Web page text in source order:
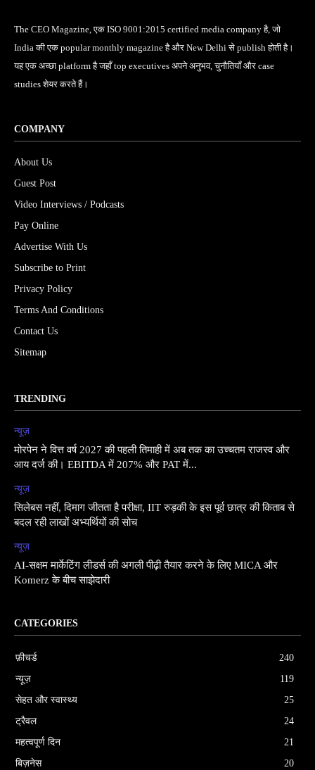
The CEO Magazine, एक ISO 9001:2015 certified media company है, जो
India की एक popular monthly magazine है और New Delhi से publish होती है।
यह एक अच्छा platform है जहाँ top executives अपने अनुभव, चुनौतियाँ और case
studies शेयर करते हैं।
COMPANY
About Us
Guest Post
Video Interviews / Podcasts
Pay Online
Advertise With Us
Subscribe to Print
Privacy Policy
Terms And Conditions
Contact Us
Sitemap
TRENDING
न्यूज़
मोरपेन ने वित्त वर्ष 2027 की पहली तिमाही में अब तक का उच्चतम राजस्व और
आय दर्ज की। EBITDA में 207% और PAT में...
न्यूज़
सिलेबस नहीं, दिमाग जीतता है परीक्षा, IIT रुड़की के इस पूर्व छात्र की किताब से
बदल रही लाखों अभ्यर्थियों की सोच
न्यूज़
AI-सक्षम मार्केटिंग लीडर्स की अगली पीढ़ी तैयार करने के लिए MICA और
Komerz के बीच साझेदारी
CATEGORIES
फ़ीचर्ड
240
न्यूज़
119
सेहत और स्वास्थ्य
25
ट्रैवल
24
महत्वपूर्ण दिन
21
बिज़नेस
20